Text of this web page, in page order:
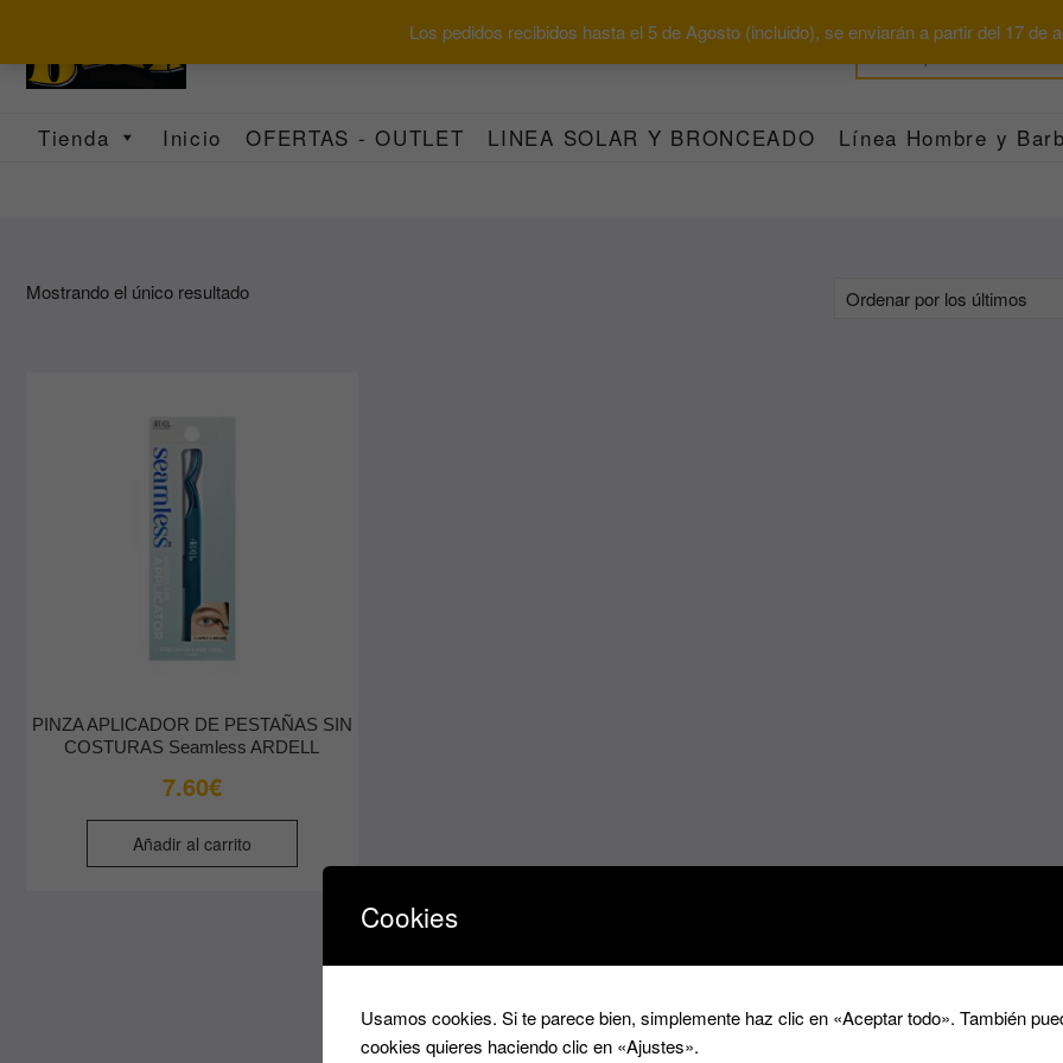
Los pedidos recibidos hasta el 5 de Agosto (incluido), se enviarán a partir del 17 de
contenido
Tienda Inicio OFERTAS - OUTLET LINEA SOLAR Y BRONCEADO Línea Hombre y
Mostrando el único resultado
PINZA APLICADOR DE PESTAÑAS SIN
COSTURAS Seamless ARDELL
7.60€
Añadir al carrito
Cookies
Usamos cookies. Si te parece bien, simplemente haz clic en «Aceptar todo». También
cookies quieres haciendo clic en «Ajustes».